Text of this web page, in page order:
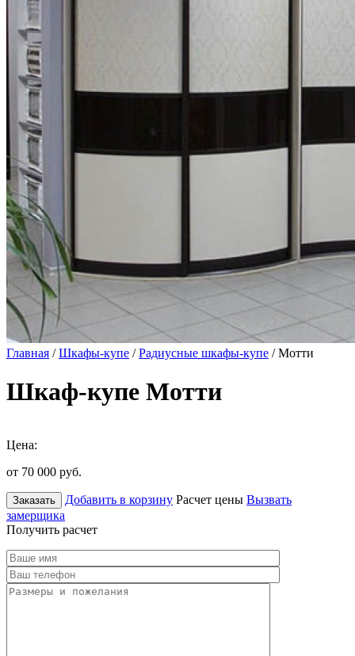
Главная /Шкафы-купе /Радиусные шкафы-купе / Мотти
Шкаф-купе Мотти
Цена:
от 70 000 руб.
Заказать Добавить в корзину Расчет цены Вызвать
замерщика
Получить расчет